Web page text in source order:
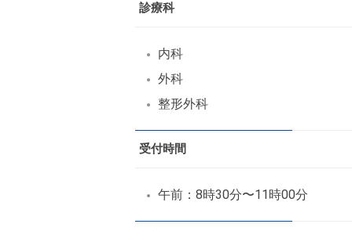
診療科
内科
外科
整形外科
受付時間
午前：8時30分〜11時00分